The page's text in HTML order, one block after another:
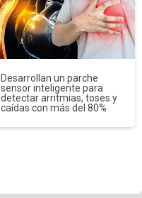
Desarrollan un parche
sensor inteligente para
detectar arritmias, toses y
caídas con más del 80%